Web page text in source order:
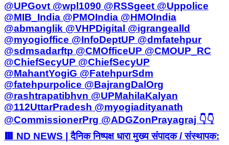
@UPGovt @wpl1090 @RSSgeet @Uppolice
@MIB_India @PMOIndia @HMOIndia
@abmanglik @VHPDigital @igrangealld
@myogioffice @InfoDeptUP @dmfatehpur
@sdmsadarftp @CMOfficeUP @CMOUP_RC
@ChiefSecyUP @ChiefSecyUP
@MahantYogiG @FatehpurSdm
@fatehpurpolice @BajrangDalOrg
@rashtrapatibhvn @UPMahilaKalyan
@112UttarPradesh @myogiadityanath
@CommissionerPrg @ADGZonPrayagraj 👇👇
🟥 ND NEWS | दैनिक निष्पक्ष धारा मुख्य संपादक / संस्थापक: